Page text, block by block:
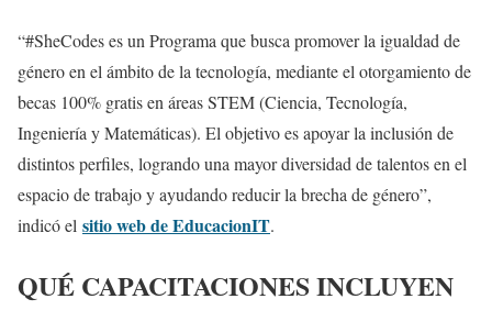
“#SheCodes es un Programa que busca promover la igualdad de
género en el ámbito de la tecnología, mediante el otorgamiento de
becas 100% gratis en áreas STEM (Ciencia, Tecnología,
Ingeniería y Matemáticas). El objetivo es apoyar la inclusión de
distintos perfiles, logrando una mayor diversidad de talentos en el
espacio de trabajo y ayudando reducir la brecha de género”,
indicó el sitio web de EducacionIT.
QUÉ CAPACITACIONES INCLUYEN